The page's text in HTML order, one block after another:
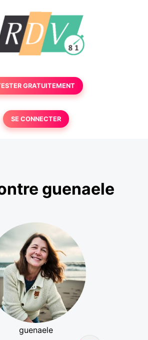
GRATUITEMENT
SE CONNECTER
guenaele
guenaele